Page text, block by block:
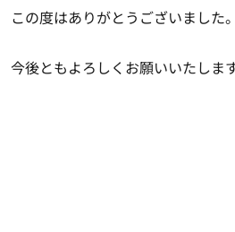
この度はありがとうございました。
今後ともよろしくお願いいたしま